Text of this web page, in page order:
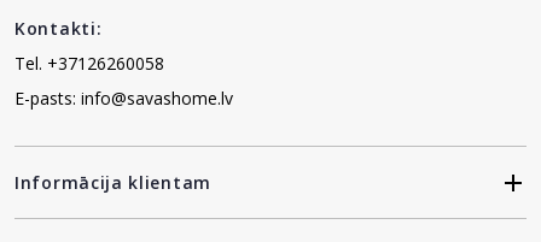
Kontakti:
Tel. +37126260058
E-pasts: info@savashome.lv
Informācija klientam